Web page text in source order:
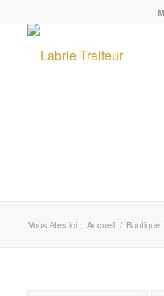
Vous êtes ici : Accueil / Boutique